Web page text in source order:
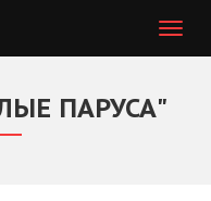
ПАРУСА"